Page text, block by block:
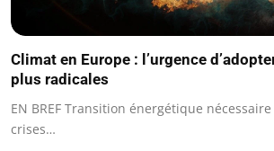
Climat en Europe : l’urgence
plus radicales
EN BREF Transition énergétique
crises…